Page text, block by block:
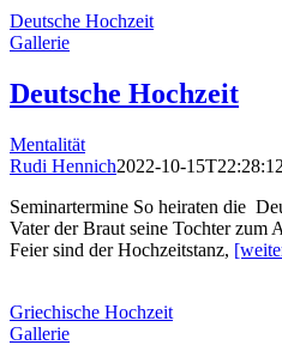
Deutsche Hochzeit
Gallerie
Deutsche Hochzeit
Mentalität
Rudi Hennich2022-10-
Seminartermine So heiraten die
Vater der Braut seine Tochter zum
Feier sind der Hochzeitstanz,
Griechische Hochzeit
Gallerie